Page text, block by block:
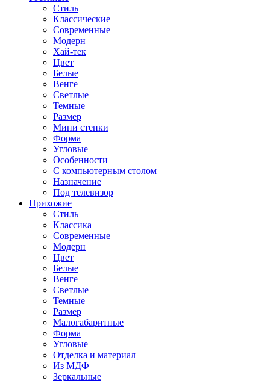
Стиль
Классические
Современные
Модерн
Хай-тек
Цвет
Белые
Венге
Светлые
Темные
Размер
Мини стенки
Форма
Угловые
Особенности
С компьютерным столом
Назначение
Под телевизор
Прихожие
Стиль
Классика
Современные
Модерн
Цвет
Белые
Венге
Светлые
Темные
Размер
Малогабаритные
Форма
Угловые
Отделка и материал
Из МДФ
Зеркальные